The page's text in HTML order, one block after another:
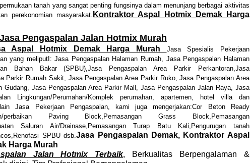
tanah yang sangat penting fungsinya dalam menunjang berbagai aktivitas
perekonomian masyarakat. Kontraktor Aspal Hotmix Demak Harga
Pengaspalan Jalan Hotmix Murah
Aspal Hotmix Demak Harga Murah Jasa Spesialis Pekerjaan
yang meliputI:Jasa Pengaspalan Halaman Rumah, Jasa Pengaspalan Halaman
Bahan Bakar (SPBU),Jasa Pengaspalan Area Parkir Perkantoran,Jasa
Parkir Rumah Sakit, Jasa Pengaspalan Area Parkir Ruko,Jasa Pengaspalan Area
Gudang, Jasa Pengaspalan Area Parkir Mall, Jasa Pengaspalan Jalan Raya, Jasa
Lingkungan/Perumahan/Komplek perumahan, apartemen, hotel villa dan
Jasa Pekerjaan Pengaspalan, kami juga mengerjakan:Cor Beton Ready
perbaikan Paving Block, Pemasangan Grass Block, Pemasangan
Saluran Air/Drainase, Pemasangan Turap Batu Kali, Pengurugan tanah
Renofasi SPBU dsb.Jasa Pengaspalan Demak, Kontraktor Aspal
Harga Murah
JalanHotmixTerbaik, Berkualitas Berpengalaman &